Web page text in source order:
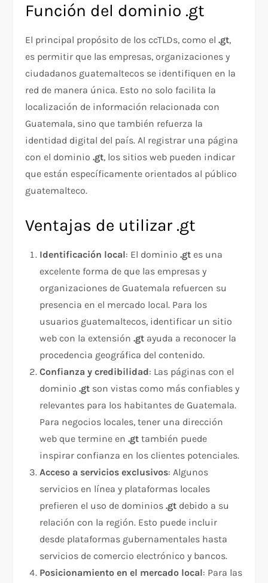
Función del dominio .gt
El principal propósito de los ccTLDs, como el.gt,
es permitir que las empresas, organizaciones y
ciudadanos guatemaltecos se identifiquen en la
red de manera única. Esto no solo facilita la
localización de información relacionada con
Guatemala, sino que también refuerza la
identidad digital del país. Al registrar una página
con el dominio.gt, los sitios web pueden indicar
que están específicamente orientados al público
guatemalteco.
Ventajas de utilizar .gt
Identificación local: El dominio.gt es una
excelente forma de que las empresas y
organizaciones de Guatemala refuercen su
presencia en el mercado local. Para los
usuarios guatemaltecos, identificar un sitio
web con la extensión.gt ayuda a reconocer la
procedencia geográfica del contenido.
Confianza y credibilidad: Las páginas con el
dominio.gt son vistas como más confiables y
relevantes para los habitantes de Guatemala.
Para negocios locales, tener una dirección
web que termine en.gt también puede
inspirar confianza en los clientes potenciales.
Acceso a servicios exclusivos: Algunos
servicios en línea y plataformas locales
prefieren el uso de dominios.gt debido a su
relación con la región. Esto puede incluir
desde plataformas gubernamentales hasta
servicios de comercio electrónico y bancos.
Posicionamiento en el mercado local: Para las